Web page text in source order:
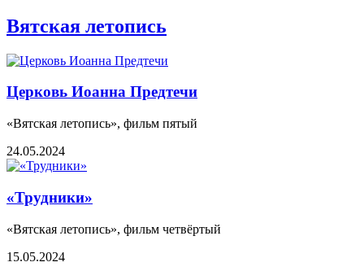
Вятская летопись
Церковь Иоанна Предтечи
«Вятская летопись», фильм пятый
24.05.2024
«Трудники»
«Вятская летопись», фильм четвёртый
15.05.2024